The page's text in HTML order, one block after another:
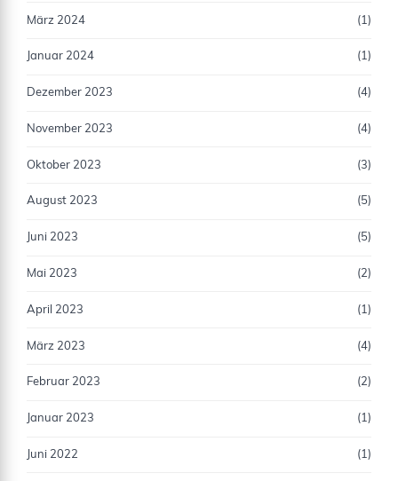
März 2024 (1)
Januar 2024 (1)
Dezember 2023 (4)
November 2023 (4)
Oktober 2023 (3)
August 2023 (5)
Juni 2023 (5)
Mai 2023 (2)
April 2023 (1)
März 2023 (4)
Februar 2023 (2)
Januar 2023 (1)
Juni 2022 (1)